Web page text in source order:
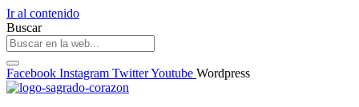
Ir al contenido
Buscar
Facebook Instagram TwitterYoutube Wordpress